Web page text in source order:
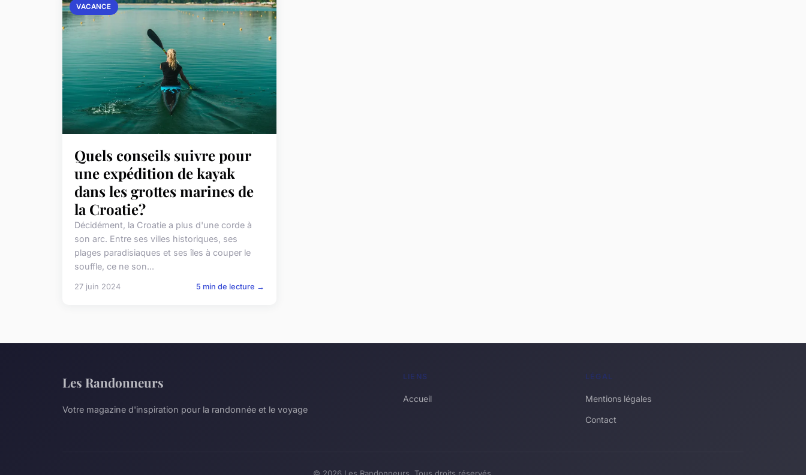
VACANCE
Quels conseils suivre pour
une expédition de kayak
dans les grottes marines de
la Croatie?
Décidément, la Croatie a plus d'une corde à
son arc. Entre ses villes historiques, ses
plages paradisiaques et ses îles à couper le
souffle, ce ne son...
27 juin 2024 5 min de lecture →
Les Randonneurs
Votre magazine d'inspiration pour la randonnée et le voyage
LIENS
Accueil
LÉGAL
Mentions légales
Contact